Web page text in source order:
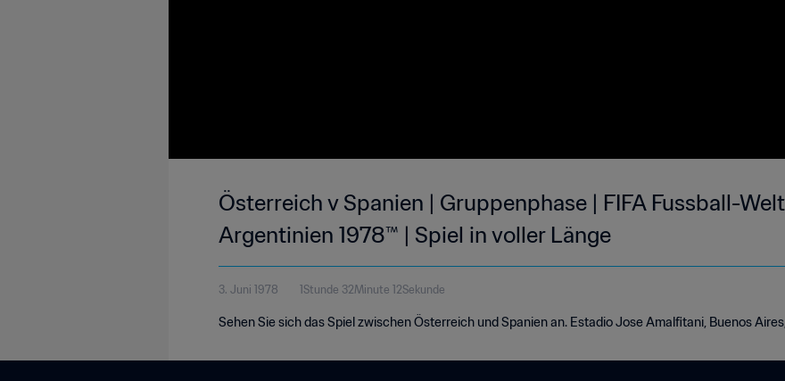
Österreich v Spanien | Gruppenphase | FIFA Fussball-
Argentinien 1978™ | Spiel in voller Länge
3. Juni 1978 1Stunde 32Minute 12Sekunde
Sehen Sie sich das Spiel zwischen Österreich und Spanien an. Estadio Jose Amalfitani, Buenos